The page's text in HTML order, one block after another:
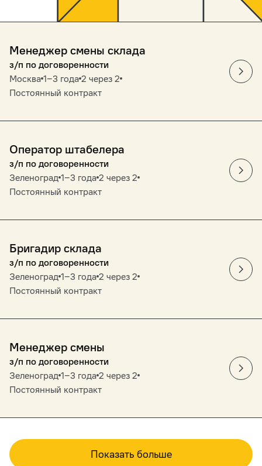
Менеджер смены склада
з/п по договоренности
Москва 1‒3 года 2 через 2
Постоянный контракт
Оператор штабелера
з/п по договоренности
Зеленоград 1‒3 года 2 через 2
Постоянный контракт
Бригадир склада
з/п по договоренности
Зеленоград 1‒3 года 2 через 2
Постоянный контракт
Менеджер смены
з/п по договоренности
Зеленоград 1‒3 года 2 через 2
Постоянный контракт
Показать больше